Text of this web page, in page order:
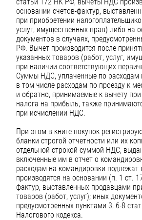
основании счетов-фактур,
при приобретении
услуг, имущественных прав) либо на
документов в случаях,
РФ. Вычет производится после
указанных товаров (работ, услуг,
при наличии соответствующих
Суммы НДС, уплаченные по расходам
в том числе расходам по проезду к
и обратно, принимаемые к вычету
налога на прибыль, также
при исчислении НДС.
При этом в книге покупок
бланки строгой отчетности или их
отдельной строкой суммой НДС,
включенные им в отчет о
расходам на командировки подлежат
производятся на основании (п. 1 ст.
фактур, выставленных продавцами
товаров (работ, услуг); иных
предусмотренных пунктами 3, 6-8
Налогового кодекса.